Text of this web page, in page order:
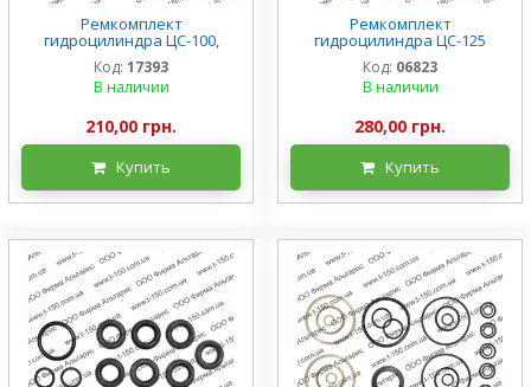
Ремкомплект
гидроцилиндра ЦС-100,
нового образца, на болтах,
силикон
Код: 17393
В наличии
210,00 грн.
Купить
Ремкомплект
гидроцилиндра ЦС-125
задней навески и поворота
Т-150, К-700/701/702,
Ц125х200-2, силикон
Код: 06823
В наличии
280,00 грн.
Купить